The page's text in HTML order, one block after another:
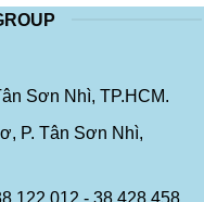
Sơn Nhì, TP.HCM.
P. Tân Sơn Nhì,
122 012 - 38 428 458